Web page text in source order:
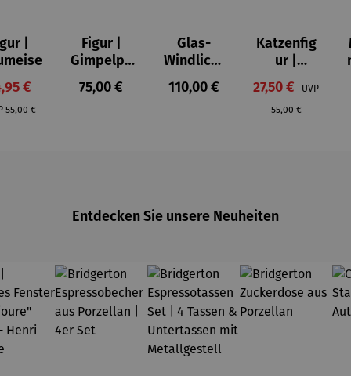
5 Sternen
|
€
Regulärer Preis:
55,00 €
Figur |
Gimpelpa
ar
Regulärer Preis:
75,00 €
Glas-
Windlicht
er mit
Künstlerm
Regulärer Preis:
110,00 €
Katzenfig
ur |
Piccoli
aiutanti -
Rosina
Verkaufspreis:
27,50 €
UVP
Regulärer Preis:
55,00 €
Entdecken Sie unsere Neuheiten